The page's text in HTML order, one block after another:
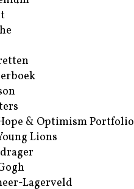
& Optimism Portfolio
Lions
Lagerveld